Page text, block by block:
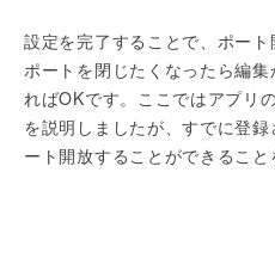
設定を完了することで、ポー
ポートを閉じたくなったら編
ればOKです。ここではアプリ
を説明しましたが、すでに登
ート開放することができること